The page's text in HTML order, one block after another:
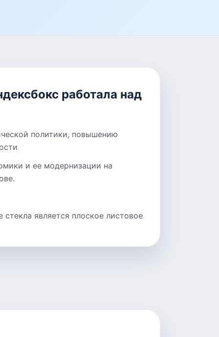
работала над
политики, повышению
и ее модернизации на
является плоское листовое